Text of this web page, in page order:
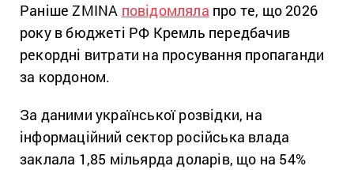
Раніше ZMINA повідомляла про те, що 2026
року в бюджеті РФ Кремль передбачив
рекордні витрати на просування пропаганди
за кордоном.
За даними української розвідки, на
інформаційний сектор російська влада
заклала 1,85 мільярда доларів, що на 54%